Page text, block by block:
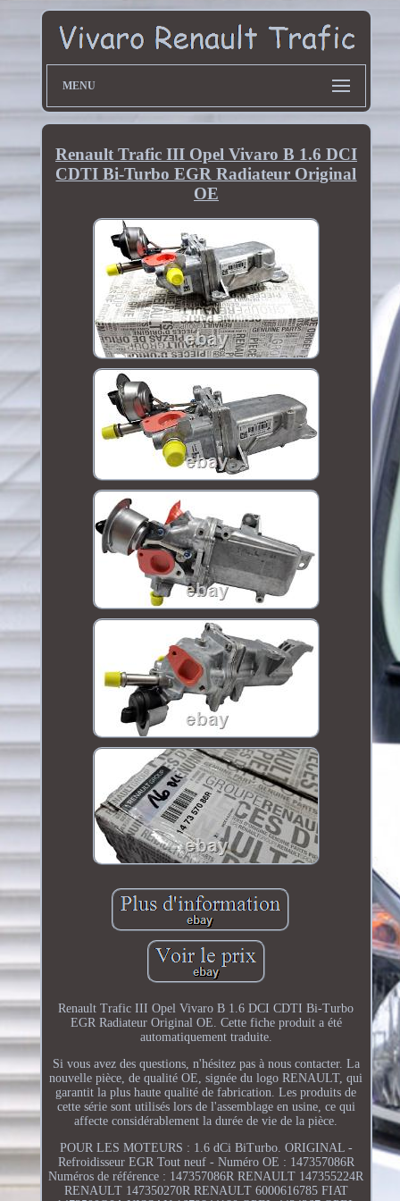
MENU
Renault Trafic III Opel Vivaro B 1.6 DCI
CDTI Bi-Turbo EGR Radiateur Original
OE
Renault Trafic III Opel Vivaro B 1.6 DCI CDTI Bi-Turbo
EGR Radiateur Original OE. Cette fiche produit a été
automatiquement traduite.
Si vous avez des questions, n'hésitez pas à nous contacter. La
nouvelle pièce, de qualité OE, signée du logo RENAULT, qui
garantit la plus haute qualité de fabrication. Les produits de
cette série sont utilisés lors de l'assemblage en usine, ce qui
affecte considérablement la durée de vie de la pièce.
POUR LES MOTEURS : 1.6 dCi BiTurbo. ORIGINAL -
Refroidisseur EGR Tout neuf - Numéro OE : 147357086R
Numéros de référence : 147357086R RENAULT 147355224R
RENAULT 147350270R RENAULT 6000616785 FIAT